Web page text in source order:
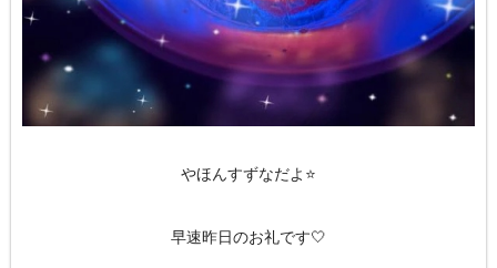
やほんすずなだよ⭐️
早速昨日のお礼です🤍